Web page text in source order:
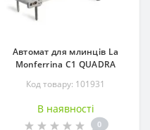
Автомат для млинців La
Monferrina С1 QUADRA
Код товару: 101931
В наявності
0